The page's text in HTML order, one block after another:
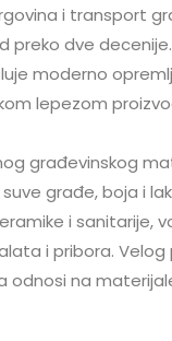
i transport
dve
moderno
lepezom
građevinskog
građe, boja i
i sanitarije,
i pribora. Velog
odnosi na